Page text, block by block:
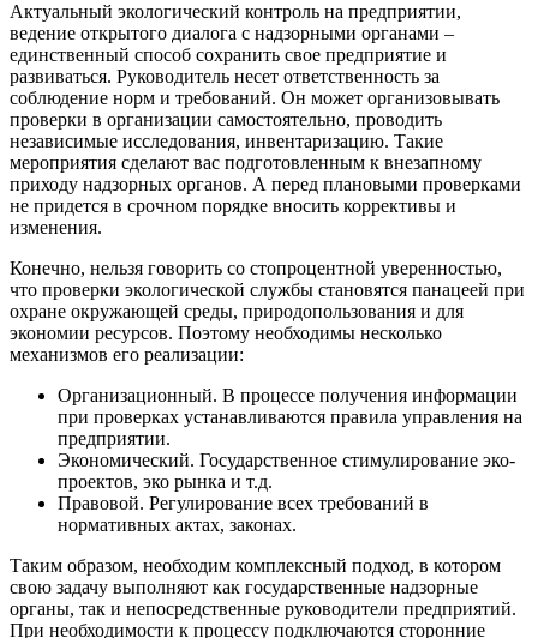
Актуальный экологический контроль на предприятии,
ведение открытого диалога с надзорными органами –
единственный способ сохранить свое предприятие и
развиваться. Руководитель несет ответственность за
соблюдение норм и требований. Он может организовывать
проверки в организации самостоятельно, проводить
независимые исследования, инвентаризацию. Такие
мероприятия сделают вас подготовленным к внезапному
приходу надзорных органов. А перед плановыми проверками
не придется в срочном порядке вносить коррективы и
изменения.
Конечно, нельзя говорить со стопроцентной уверенностью,
что проверки экологической службы становятся панацеей при
охране окружающей среды, природопользования и для
экономии ресурсов. Поэтому необходимы несколько
механизмов его реализации:
Организационный. В процессе получения информации
при проверках устанавливаются правила управления на
предприятии.
Экономический. Государственное стимулирование эко-
проектов, эко рынка и т.д.
Правовой. Регулирование всех требований в
нормативных актах, законах.
Таким образом, необходим комплексный подход, в котором
свою задачу выполняют как государственные надзорные
органы, так и непосредственные руководители предприятий.
При необходимости к процессу подключаются сторонние